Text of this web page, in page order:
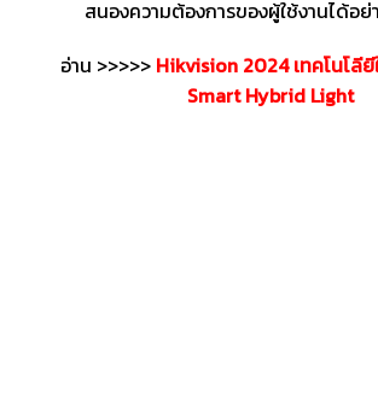
สนองความต้องการของผู้ใช้งานได้อ
อ่าน >>>>> Hikvision 2024 เทคโนโลี
Smart Hybrid Light